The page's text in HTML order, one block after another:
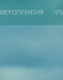
МЕРОПРИЯТИЯ